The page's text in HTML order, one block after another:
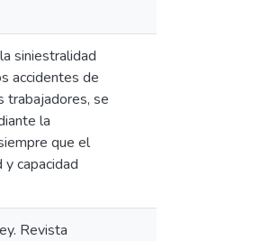
siniestralidad
accidentes de
trabajadores, se
la
que el
capacidad
Revista